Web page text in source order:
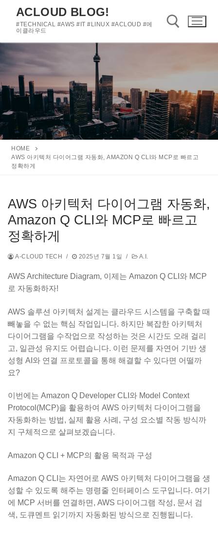
로
로
기
ACLOUD BLOG!
#TECHNICAL #AWS #IT #LINUX #ACLOUD #에
이클라우드
HOME
AWS 아키텍처 다이어그램 자동화, AMAZON Q CLI와 MCP로 빠르고
정확하게
AWS 아키텍처 다이어그램 자동화,
Amazon Q CLI와 MCP로 빠르고
정확하게
A-CLOUD TECH / 2025년 7월 1일 / A.I.
AWS Architecture Diagram, 이제는 Amazon Q CLI와 MCP
로 자동화하자!
AWS 솔루션 아키텍처 설계는 클라우드 시스템을 구축할 때
빼놓을 수 없는 핵심 작업입니다. 하지만 복잡한 아키텍처
다이어그램을 수작업으로 작성하는 것은 시간도 오래 걸리
고, 일관성 유지도 어렵습니다. 이런 문제를 자연어 기반 생
성형 AI와 연결 프로토콜을 통해 해결할 수 있다면 어떨까
요?
이번에는 Amazon Q Developer CLI와 Model Context
Protocol(MCP)을 활용하여 AWS 아키텍처 다이어그램을
자동화하는 방법, 실제 활용 사례, 구성 요소별 작동 방식까
지 구체적으로 살펴보겠습니다.
Amazon Q CLI + MCP의 활용 목적과 구성
Amazon Q CLI는 자연어로 AWS 아키텍처 다이어그램을 생
성할 수 있도록 해주는 명령줄 인터페이스 도구입니다. 여기
에 MCP 서버를 연결하면, AWS 다이어그램 작성, 문서 검
색, 도큐멘트 읽기까지 자동화된 방식으로 진행됩니다.